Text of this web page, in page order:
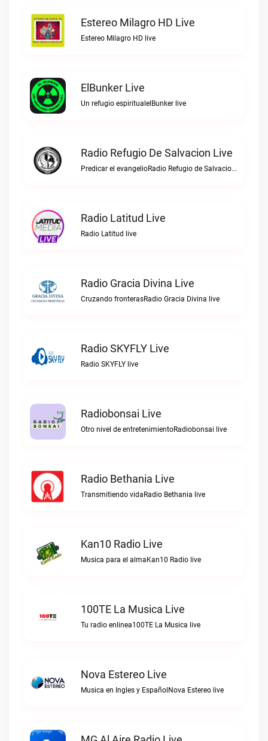
Estereo Milagro HD Live
Estereo Milagro HD live
ElBunker Live
Un refugio espiritualelBunker live
Radio Refugio De Salvacion Live
Predicar el evangelioRadio Refugio de Salvacion live
Radio Latitud Live
Radio Latitud live
Radio Gracia Divina Live
Cruzando fronterasRadio Gracia Divina live
Radio SKYFLY Live
Radio SKYFLY live
Radiobonsai Live
Otro nivel de entretenimientoRadiobonsai live
Radio Bethania Live
Transmitiendo vidaRadio Bethania live
Kan10 Radio Live
Musica para el almaKan10 Radio live
100TE La Musica Live
Tu radio enlinea100TE La Musica live
Nova Estereo Live
Musica en Ingles y EspañolNova Estereo live